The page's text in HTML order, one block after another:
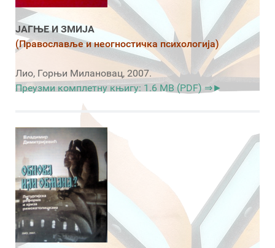
ЈАГЊЕ И ЗМИЈА
(Православље и неогностичка психологија)
Лио, Горњи Милановац, 2007.
Преузми комплетну књигу: 1.6 MB (PDF) ⇒►